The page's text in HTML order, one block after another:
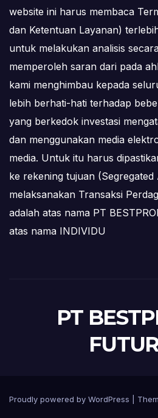
website ini harus membaca
dan Ketentuan Layanan)
untuk melakukan analisis
memperoleh saran dari pada
kami menghimbau kepada
lebih berhati-hati terhadap
yang berkedok investasi
dan menggunakan media
media. Untuk itu harus
ke rekening tujuan
melaksanakan Transaksi
adalah atas nama PT
atas nama INDIVIDU
PT
Proudly powered by WordPress